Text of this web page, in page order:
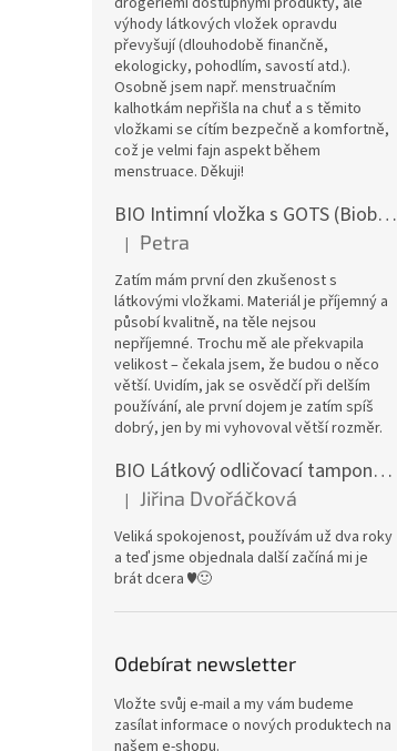
výhody látkových vložek opravdu
převyšují (dlouhodobě finančně,
ekologicky, pohodlím, savostí atd.).
Osobně jsem např. menstruačním
kalhotkám nepřišla na chuť a s těmito
vložkami se cítím bezpečně a komfortně,
což je velmi fajn aspekt během
menstruace. Děkuji!
BIO Intimní vložka s GOTS (Biobavlněný úplet) - Malované pivoňky v hořčicové
Hodnocení produktu je 5 z 5 hvězdiček.
| Petra
Zatím mám první den zkušenost s
látkovými vložkami. Materiál je příjemný a
působí kvalitně, na těle nejsou
nepříjemné. Trochu mě ale překvapila
velikost – čekala jsem, že budou o něco
větší. Uvidím, jak se osvědčí při delším
používání, ale první dojem je zatím spíš
dobrý, jen by mi vyhovoval větší rozměr.
BIO Látkový odličovací tamponek: Barevné bambusovo-biobavlněné froté
Hodnocení produktu je 5 z 5 hvězdiček.
| Jiřina Dvořáčková
Veliká spokojenost, používám už dva roky
a teď jsme objednala další začíná mi je
brát dcera ♥️🙂
Odebírat newsletter
Vložte svůj e-mail a my vám budeme
zasílat informace o nových produktech na
našem e-shopu.